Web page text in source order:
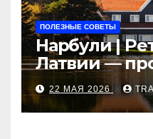
ПОЛЕЗНЫЕ СОВЕТЫ
Нарбули |
Латвии —
для
22 МАЯ 2026